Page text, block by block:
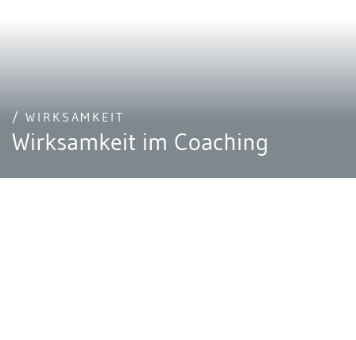
/ WIRKSAMKEIT
Wirksamkeit im Coaching